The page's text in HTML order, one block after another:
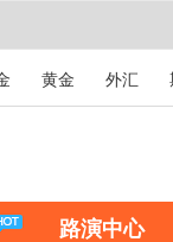
黄金 外汇
路演中心